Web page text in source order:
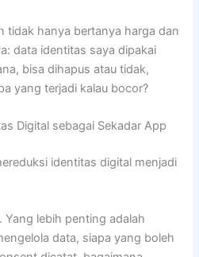
tidak hanya bertanya harga dan
data identitas saya dipakai
bisa dihapus atau tidak,
yang terjadi kalau bocor?
Digital sebagai Sekadar App
identitas digital menjadi
Yang lebih penting adalah
data, siapa yang boleh